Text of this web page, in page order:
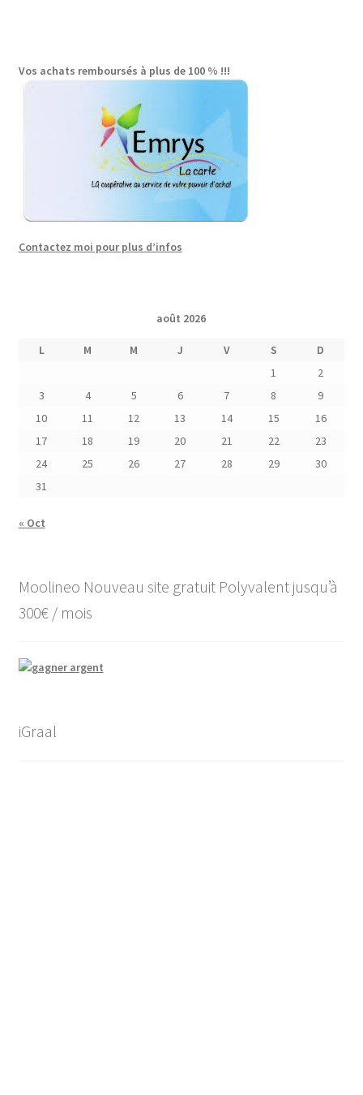
Vos achats remboursés à plus de 100 % !!!
Contactez moi pour plus d’infos
août 2026
L M M J V S
D
1
2
3
4 5 6 7 8
9
10
11 12 13 14 15
16
17
18 19 20 21 22
23
24
25 26 27 28 29
30
31
« Oct
Moolineo Nouveau site gratuit Polyvalent jusqu’à
300€ / mois
iGraal